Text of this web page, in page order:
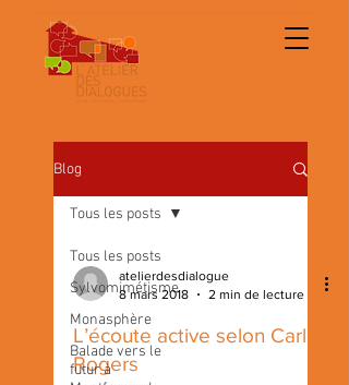
Blog
Tous les posts
Sylvomimétisme
Monasphère
Balade vers le
futur à
Tous les posts
atelierdesdialogue
8 mars 2018
2 min de lecture
L’écoute active selon Carl
Rogers